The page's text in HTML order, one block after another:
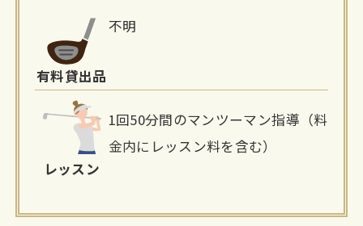
有料貸出品
不明
レッスン
1回50分間のマンツーマン指導（料
金内にレッスン料を含む）